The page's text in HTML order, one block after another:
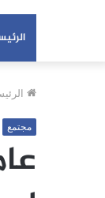
مجتمع